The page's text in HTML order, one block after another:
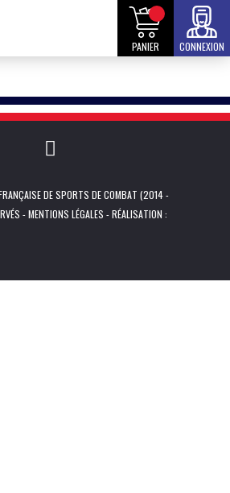
PANIER CONNEXION
DE SPORTS DE COMBAT (2014 -
-MENTIONS LÉGALES - RÉALISATION :